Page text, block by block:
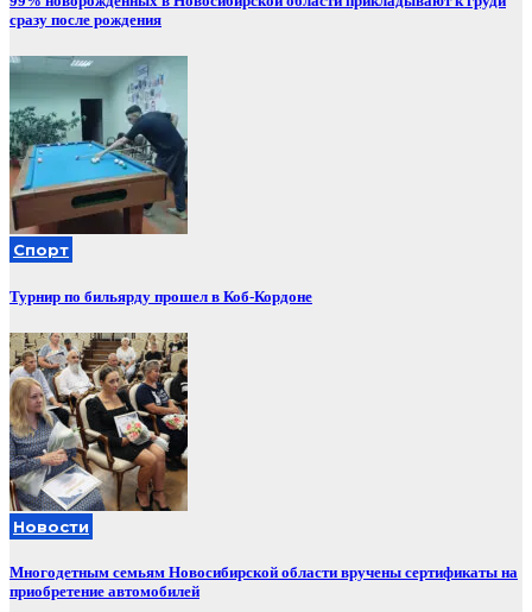
сразу после рождения
Спорт
Турнир по бильярду прошел в Коб-Кордоне
Новости
Многодетным семьям Новосибирской области вручены сертификаты на
приобретение автомобилей